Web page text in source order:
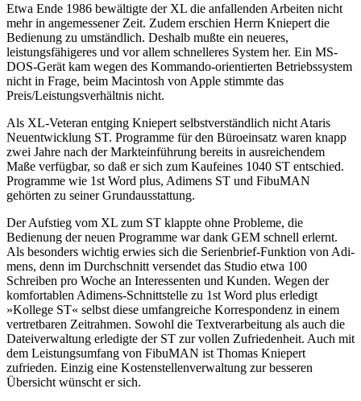
Etwa Ende 1986 bewältigte der XL die anfallenden Arbeiten nicht
mehr in angemessener Zeit. Zudem erschien Herrn Kniepert die
Bedienung zu umständlich. Deshalb mußte ein neueres,
leistungsfähigeres und vor allem schnelleres System her. Ein MS-
DOS-Gerät kam wegen des Kommando-orientierten Betriebssystem
nicht in Frage, beim Macintosh von Apple stimmte das
Preis/Leistungsverhältnis nicht.
Als XL-Veteran entging Kniepert selbstverständlich nicht Ataris
Neuentwicklung ST. Programme für den Büroeinsatz waren knapp
zwei Jahre nach der Markteinführung bereits in ausreichendem
Maße verfügbar, so daß er sich zum Kaufeines 1040 ST entschied.
Programme wie 1st Word plus, Adimens ST und FibuMAN
gehörten zu seiner Grundausstattung.
Der Aufstieg vom XL zum ST klappte ohne Probleme, die
Bedienung der neuen Programme war dank GEM schnell erlernt.
Als besonders wichtig erwies sich die Serienbrief-Funktion von Adi-
mens, denn im Durchschnitt versendet das Studio etwa 100
Schreiben pro Woche an Interessenten und Kunden. Wegen der
komfortablen Adimens-Schnittstelle zu 1st Word plus erledigt
»Kollege ST« selbst diese umfangreiche Korrespondenz in einem
vertretbaren Zeitrahmen. Sowohl die Textverarbeitung als auch die
Dateiverwaltung erledigte der ST zur vollen Zufriedenheit. Auch mit
dem Leistungsumfang von FibuMAN ist Thomas Kniepert
zufrieden. Einzig eine Kostenstellenverwaltung zur besseren
Übersicht wünscht er sich.